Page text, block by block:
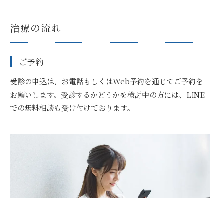
治療の流れ
ご予約
受診の申込は、お電話もしくはWeb予約を通じてご予約を
お願いします。受診するかどうかを検討中の方には、LINE
での無料相談も受け付けております。